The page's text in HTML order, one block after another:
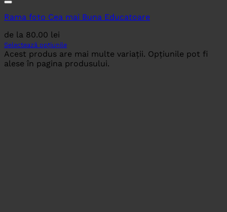
Rama foto Cea mai Buna Educatoare
de la 80.00 lei
Selectează opțiunile
Acest produs are mai multe variații. Opțiunile pot fi
alese în pagina produsului.